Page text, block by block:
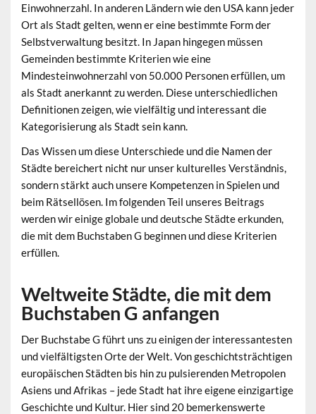
Einwohnerzahl. In anderen Ländern wie den USA kann jeder
Ort als Stadt gelten, wenn er eine bestimmte Form der
Selbstverwaltung besitzt. In Japan hingegen müssen
Gemeinden bestimmte Kriterien wie eine
Mindesteinwohnerzahl von 50.000 Personen erfüllen, um
als Stadt anerkannt zu werden. Diese unterschiedlichen
Definitionen zeigen, wie vielfältig und interessant die
Kategorisierung als Stadt sein kann.
Das Wissen um diese Unterschiede und die Namen der
Städte bereichert nicht nur unser kulturelles Verständnis,
sondern stärkt auch unsere Kompetenzen in Spielen und
beim Rätsellösen. Im folgenden Teil unseres Beitrags
werden wir einige globale und deutsche Städte erkunden,
die mit dem Buchstaben G beginnen und diese Kriterien
erfüllen.
Weltweite Städte, die mit dem
Buchstaben G anfangen
Der Buchstabe G führt uns zu einigen der interessantesten
und vielfältigsten Orte der Welt. Von geschichtsträchtigen
europäischen Städten bis hin zu pulsierenden Metropolen
Asiens und Afrikas – jede Stadt hat ihre eigene einzigartige
Geschichte und Kultur. Hier sind 20 bemerkenswerte